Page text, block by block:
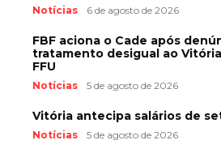
Notícias 6 de agosto de 2026
FBF aciona o Cade após
tratamento desigual ao
FFU
Notícias 5 de agosto de 2026
Vitória antecipa salários de
Notícias 5 de agosto de 2026